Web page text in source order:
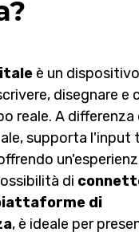
è un
disegnare e
reale. A differenza
supporta l'input
di
di
, è ideale per